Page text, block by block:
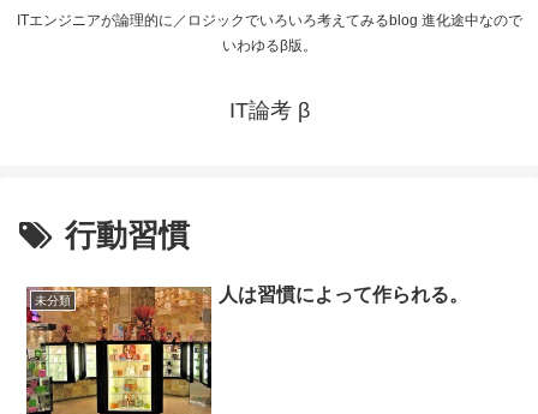
ITエンジニアが論理的に／ロジックでいろいろ考えてみるblog 進化途中なので
いわゆるβ版。
IT論考 β
行動習慣
未分類 人は習慣によって作られる。